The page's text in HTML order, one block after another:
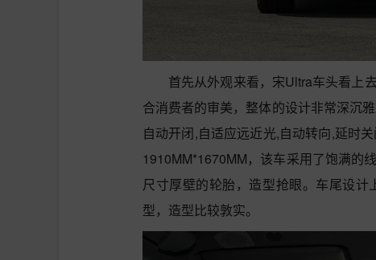
首先从外观来看，宋Ultra车头看上
合消费者的审美，整体的设计非常深沉
自动开闭,自适应远近光,自动转向,延时
1910MM*1670MM，该车采用了饱满的
尺寸厚壁的轮胎，造型抢眼。车尾设
型，造型比较敦实。